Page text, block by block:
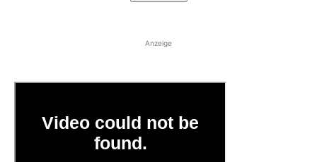
Anzeige